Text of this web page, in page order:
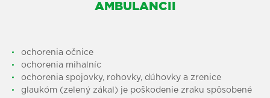
AMBULANCII
ochorenia očnice
ochorenia mihalníc
ochorenia spojovky, rohovky, dúhovky a zrenice
glaukóm (zelený zákal) je poškodenie zraku spôsobené